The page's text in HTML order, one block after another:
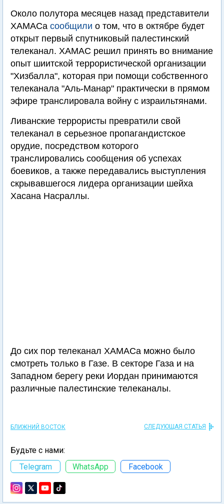
Около полутора месяцев назад представители
ХАМАСа сообщили о том, что в октябре будет
открыт первый спутниковый палестинский
телеканал. ХАМАС решил принять во внимание
опыт шиитской террористической организации
"Хизбалла", которая при помощи собственного
телеканала "Аль-Манар" практически в прямом
эфире транслировала войну с израильтянами.
Ливанские террористы превратили свой
телеканал в серьезное пропагандистское
орудие, посредством которого
транслировались сообщения об успехах
боевиков, а также передавались выступления
скрывавшегося лидера организации шейха
Хасана Насраллы.
До сих пор телеканал ХАМАСа можно было
смотреть только в Газе. В секторе Газа и на
Западном берегу реки Иордан принимаются
различные палестинские телеканалы.
БЛИЖНИЙ ВОСТОК СЛЕДУЮЩАЯ СТАТЬЯ
Будьте с нами:
Telegram
WhatsApp Facebook